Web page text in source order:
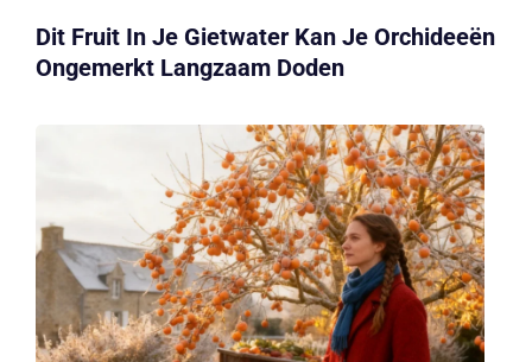
Dit Fruit In Je Gietwater Kan Je Orchideeën
Ongemerkt Langzaam Doden